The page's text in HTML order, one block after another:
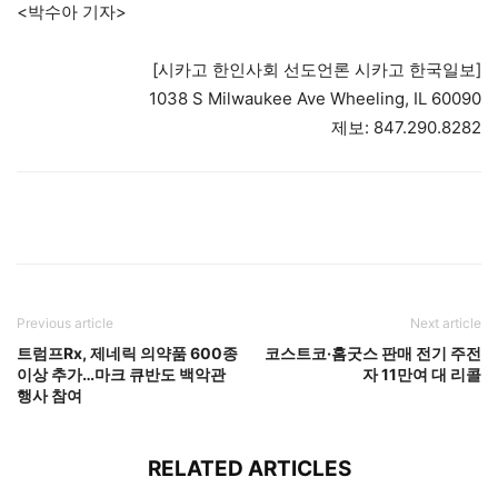
<박수아 기자>
[시카고 한인사회 선도언론 시카고 한국일보]
1038 S Milwaukee Ave Wheeling, IL 60090
제보: 847.290.8282
Previous article
트럼프Rx, 제네릭 의약품 600종
이상 추가…마크 큐반도 백악관
행사 참여
Next article
코스트코·홈굿스 판매 전기 주전
자 11만여 대 리콜
RELATED ARTICLES